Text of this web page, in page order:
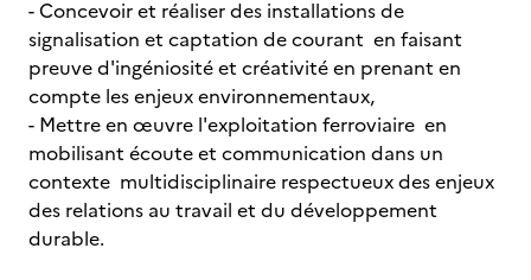
- Concevoir et réaliser des installations de
signalisation et captation de courant en faisant
preuve d'ingéniosité et créativité en prenant en
compte les enjeux environnementaux,
- Mettre en œuvre l'exploitation ferroviaire en
mobilisant écoute et communication dans un
contexte multidisciplinaire respectueux des enjeux
des relations au travail et du développement
durable.